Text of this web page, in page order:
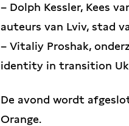
– Dolph Kessler, Kees
auteurs van Lviv, stad
– Vitaliy Proshak,
identity in transition
De avond wordt
Orange.